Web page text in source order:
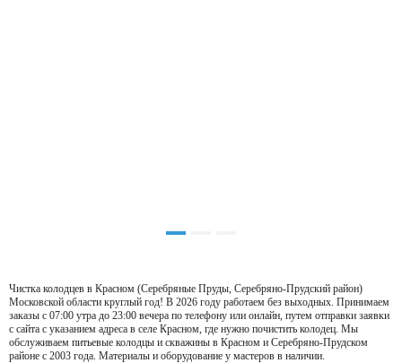
Чистка колодцев в Красном (Серебряные Пруды, Серебряно-Прудский район)
Московской области круглый год! В 2026 году работаем без выходных. Принимаем
заказы с 07:00 утра до 23:00 вечера по телефону или онлайн, путем отправки заявки
с сайта с указанием адреса в селе Красном, где нужно почистить колодец. Мы
обслуживаем питьевые колодцы и скважины в Красном и Серебряно-Прудском
районе с 2003 года. Материалы и оборудование у мастеров в наличии.